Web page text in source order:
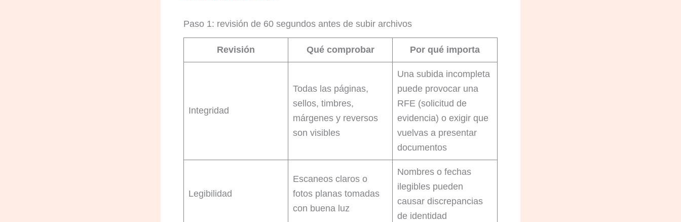
Paso 1: revisión de 60 segundos antes de subir archivos
Revisión Qué comprobar Por qué importa
Integridad
Todas las páginas,
sellos, timbres,
márgenes y reversos
son visibles
Una subida incompleta
puede provocar una
RFE (solicitud de
evidencia) o exigir que
vuelvas a presentar
documentos
Legibilidad
Escaneos claros o
fotos planas tomadas
con buena luz
Nombres o fechas
ilegibles pueden
causar discrepancias
de identidad